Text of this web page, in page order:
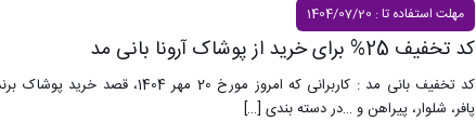
مهلت استفاده تا : 1404/07/20
کد تخفیف 25% برای خرید از پوشاک آرونا بانی مد
کد تخفیف بانی مد : کاربرانی که امروز مورخ 20 مهر 1404،
پافر، شلوار، پیراهن و …در دسته بندی[…]